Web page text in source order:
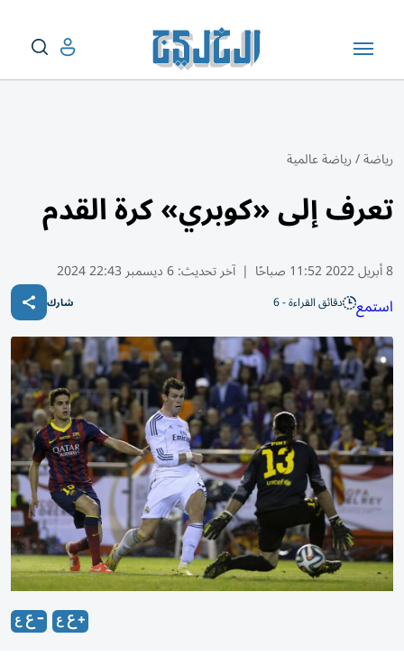
رياضة/رياضة عالمية
تعرف إلى «كوبري» كرة القدم
8 أبريل 2022 11:52 صباحًا | آخر تحديث:6 ديسمبر 22:43 2024
استمع دقائق القراءة - 6 شارك